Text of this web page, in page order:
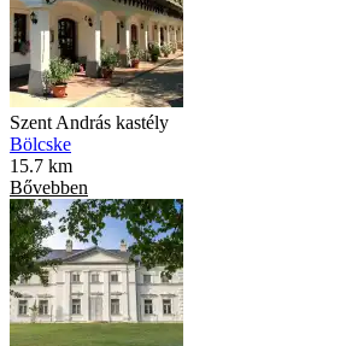
Szent András kastély
Bölcske
15.7 km
Bővebben